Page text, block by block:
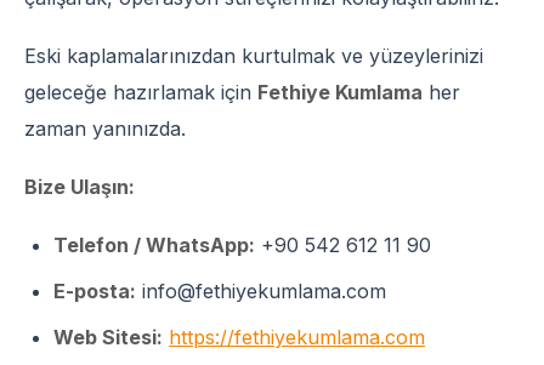
Eski kaplamalarınızdan kurtulmak ve yüzeylerinizi
geleceğe hazırlamak için Fethiye Kumlama her
zaman yanınızda.
Bize Ulaşın:
Telefon / WhatsApp: +90 542 612 11 90
E-posta: info@fethiyekumlama.com
Web Sitesi: https://fethiyekumlama.com